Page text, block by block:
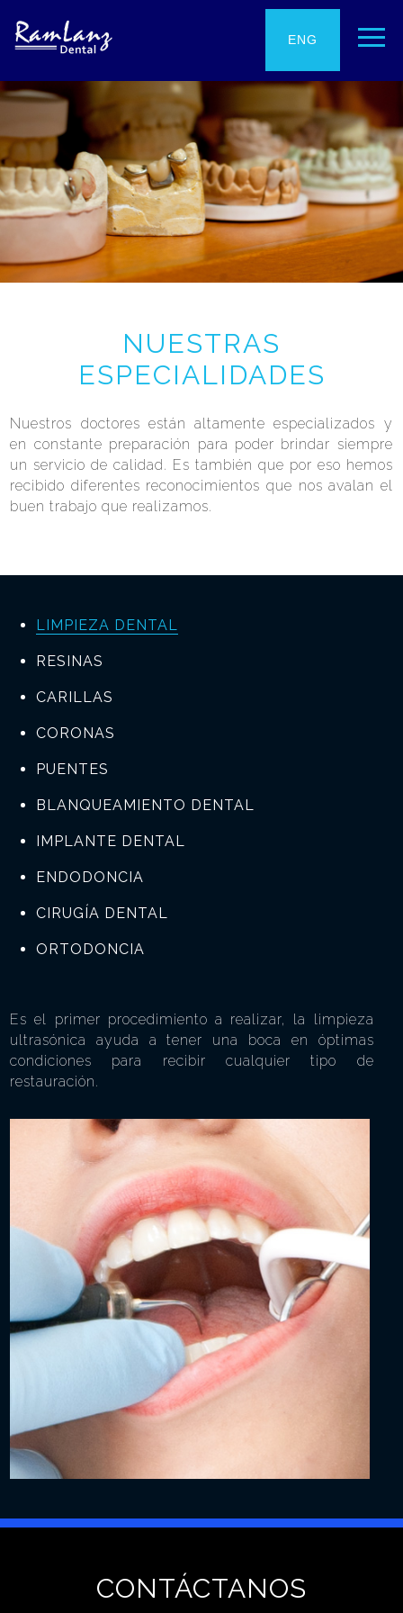
ENG
ESP
NUESTRAS
ESPECIALIDADES
Nuestros doctores están altamente especializados y
en constante preparación para poder brindar siempre
un servicio de calidad. Es también que por eso hemos
recibido diferentes reconocimientos que nos avalan el
buen trabajo que realizamos.
LIMPIEZA DENTAL
RESINAS
CARILLAS
CORONAS
PUENTES
BLANQUEAMIENTO DENTAL
IMPLANTE DENTAL
ENDODONCIA
CIRUGÍA DENTAL
ORTODONCIA
Es el primer procedimiento a realizar, la limpieza
ultrasónica ayuda a tener una boca en óptimas
condiciones para recibir cualquier tipo de
restauración.
CONTÁCTANOS